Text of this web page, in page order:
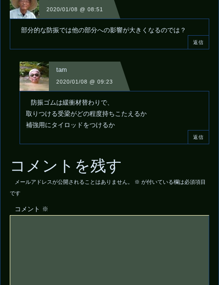
2020/01/08 @ 08:51
部分的な防振では他の部分への影響が大きくなるのでは？
返信
tam
2020/01/08 @ 09:23
防振ゴムは緩衝材替わりで、
取りつける受梁がどの程度持ちこたえるか
補強用にタイロッドをつけるか
返信
コメントを残す
メールアドレスが公開されることはありません。 ※ が付いている欄は必須項目
です
コメント ※